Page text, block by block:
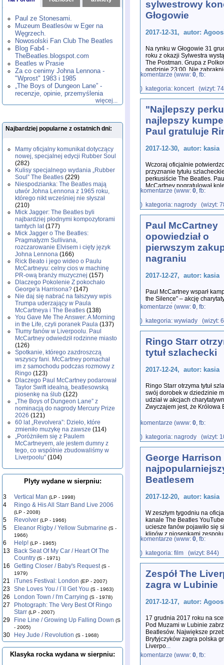
,1982,1983 ,1984,
1985, 1986,1987,1988
1990,1991 ,1992,1993 ,1994,
1995,1996, 1999
2000,2001,2002 ,2003,2004,
2005,2006, 2007
2010,2011,2012,2013,2014
2015,2016, 2017,
2020,2021,2022,2023,2024 ,
2025,2026
Paul ze Stonesami.
Muzeum Beatlesów w Eger na
Węgrzech.
Nowosolski Fan Club The Beatles
Blog Fab4 -
TheBeatles.blogspot.com
Beatles w Prasie
Za co cenimy Johna Lennona -
"Wprost" 1983 i 1985
„The Boys of Dungeon Lane” -
recenzje, opinie, przemyślenia
więcej...
Najbardziej popularne z ostatnich dni:
Mamy oficjalny komunikat dotyczący
nowej, specjalnej edycji Rubber Soul
(282)
Kulisy specjalnego wydania „Rubber
Soul” The Beatles (229)
Niespodzianka: The Beatles mają
utwór Johna Lennona z 1965 roku,
którego nikt wcześniej nie słyszał
(210)
Mick Jagger: The Beatles byli
najbardziej płodnymi kompozytorami
tamtych lat(177)
Mick Jagger o The Beatles:
Pragmatyzm Sullivana,
rozczarowanie Elvisem i cięty język
Johna Lennona (166)
Rick Beato i jego wideo o Paulu
McCartneyu: celny cios w machinę
PR-ową branży muzycznej (157)
Dlaczego Pokolenie Z pokochało
George'a Harrisona? (147)
Nie daj się nabrać na fałszywy wpis
Trumpa uderzający w Paula
McCartneya i The Beatles (138)
You Gave Me The Answer: A Morning
in the Life, czyli poranek Paula (137)
Tłumy fanów w Liverpoolu. Paul
McCartney odwiedził rodzinne miasto
(126)
Spotkanie, którego zazdroszczą
wszyscy fani. McCartney pomachał
im z samochodu podczas rozmowy z
Ringo (123)
Dlaczego Paul McCartney podarował
Taylor Swift idealną, beatlesowską
piosenkę na ślub (122)
„The Boys of Dungeon Lane” z
nominacją do nagrody Mercury Prize
2026 (121)
60 lat „Revolvera”: Dzieło, które
zmieniło muzykę na zawsze (114)
„Poróżniłem się z Paulem
McCartneyem, ale jestem dumny z
tego, co wspólnie zbudowaliśmy w
Liverpoolu” (104)
Plyty wydane w sierpniu:
3 Vertical Man (LP - 1998)
4 Ringo & His All Starr Band Live 2006
(LP - 2008)
5 Revolver (LP - 1966)
5 Eleanor Rigby / Yellow Submarine (S -
1966)
6 Help! (LP - 1965)
13
Back Seat Of My Car / Heart Of The
Country (S - 1971)
16 Getting Closer / Baby's Request (S -
1979)
21 iTunes Festival: London (EP - 2007)
23 She Loves You / I`ll Get You (S - 1963)
26 London Town / I'm Carrying (S - 1978)
27
Photograph: The Very Best Of Ringo
Starr (LP - 2007)
29 Fine Line / Growing Up Falling Down (S
- 2005)
30 Hey Jude / Revolution (S - 1968)
Klasyka rocka wydana w sierpniu:
sylwestrowy
Głogowie
2017-12-31, autor:
Na rynku w Głogowie 31
roku z okazji Sylwestra
The Postman. Grupa z
godzinie 23:00. Nie
komentarze (www: 0, fb:
) kategoria: koncert (wizyt:
"Najlepszy
najlepszy
Paul gratuluje
2017-12-30, autor: kasia
Wczoraj oficjalnie
przyznanie tytułu
perkusiście The Beatles.
McCartney pogratulował
komentarze (www: 0, fb:
) kategoria: nagrody (wizyt:
Paul McCartney
opowiedział o
pierwszym
nagraniu
2017-12-27, autor: kasia
Paul McCartney wsparł
the Silence” – akcję
w sierocińcach....
komentarze (www: 0, fb:
) kategoria: wywiady (wizyt:
Ringo Starr
tytuł szlachecki
2017-12-24, autor: kasia
Ringo Starr otrzyma tytuł
swój dorobek w dziedzinie
udział w akcjach
Zwyczajem jest, że Królowa
komentarze (www: 0, fb:
) kategoria: nagrody (wizyt:
George Harrison
Beatlesem
2017-12-20, autor: kasia
W zeszłym tygodniu na
kanale The Beatles
uciesze fanów pojawiło się
klipów z piosenkami
komentarze (www: 0, fb:
) kategoria: film (wizyt: 844)
Zespół The
zagra w Lubinie
2017-12-17, autor:
17 grudnia 2017 roku na
Pod Muzami w Lubinie
Beatlesów. Największe
Brytyjczyków zagra polska
Liverpo...
komentarze (www: 0, fb: